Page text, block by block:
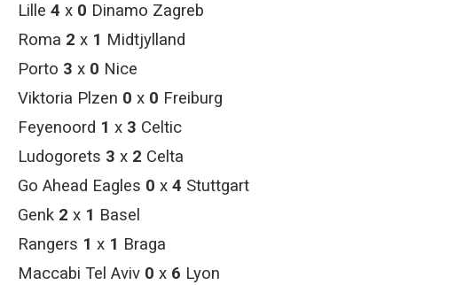
Lille 4 x 0 Dinamo Zagreb
Roma 2 x 1 Midtjylland
Porto 3 x 0 Nice
Viktoria Plzen 0 x 0 Freiburg
Feyenoord 1 x 3 Celtic
Ludogorets 3 x 2 Celta
Go Ahead Eagles 0 x 4 Stuttgart
Genk 2 x 1 Basel
Rangers 1 x 1 Braga
Maccabi Tel Aviv 0 x 6 Lyon